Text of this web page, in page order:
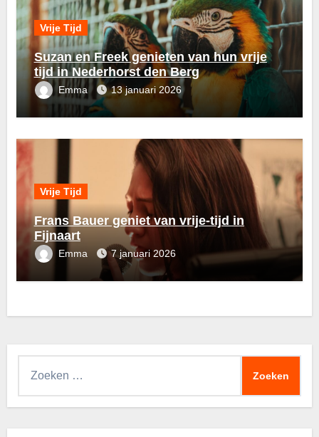
Vrije Tijd
Suzan en Freek genieten van hun vrije
tijd in Nederhorst den Berg
Emma 13 januari 2026
Vrije Tijd
Frans Bauer geniet van vrije-tijd in
Fijnaart
Emma 7 januari 2026